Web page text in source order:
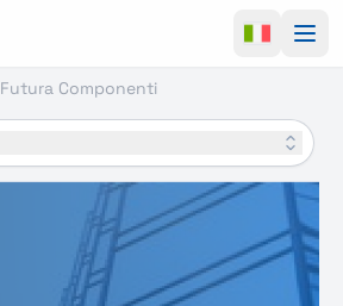
Futura Componenti